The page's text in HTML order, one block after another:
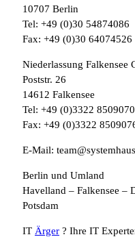
10707 Berlin
Tel: +49 (0)30 54874086
Fax: +49 (0)30 64074526
Niederlassung Falkensee
Poststr. 26
14612 Falkensee
Tel: +49 (0)3322 8509070
Fax: +49 (0)3322
E-Mail:
Berlin und Umland
Havelland – Falkensee –
Potsdam
IT Ärger ? Ihre IT